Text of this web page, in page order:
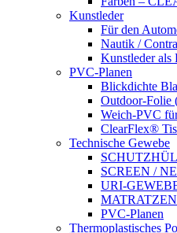
Kunstleder
Für den
Nautik /
Kunstleder als
PVC-Planen
Blickdichte
Outdoor-Folie
Weich-PVC
ClearFlex®
Technische Gewebe
SCREEN /
URI-
PVC-Planen
Thermoplastisches